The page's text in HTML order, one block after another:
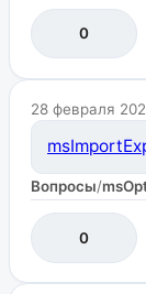
0
28 февраля
Вопросы/
0